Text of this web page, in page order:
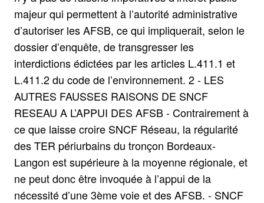
majeur qui permettent à l’autorité administrative
d’autoriser les AFSB, ce qui impliquerait, selon le
dossier d’enquête, de transgresser les
interdictions édictées par les articles L.411.1 et
L.411.2 du code de l’environnement. 2 - LES
AUTRES FAUSSES RAISONS DE SNCF
RESEAU A L’APPUI DES AFSB - Contrairement à
ce que laisse croire SNCF Réseau, la régularité
des TER périurbains du tronçon Bordeaux-
Langon est supérieure à la moyenne régionale, et
ne peut donc être invoquée à l’appui de la
nécessité d’une 3ème voie et des AFSB. - SNCF